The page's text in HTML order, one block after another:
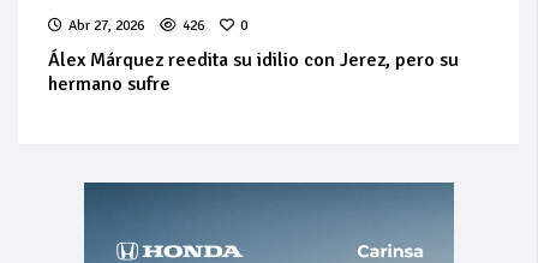
Abr 27, 2026 426 0
Álex Márquez reedita su idilio con Jerez, pero su
hermano sufre